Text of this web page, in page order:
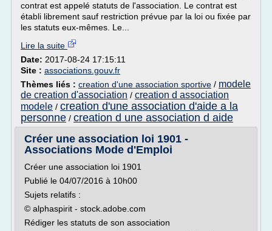
contrat est appelé statuts de l'association. Le contrat est
établi librement sauf restriction prévue par la loi ou fixée par
les statuts eux-mêmes. Le...
Lire la suite
Date: 2017-08-24 17:15:11
Site : associations.gouv.fr
Thèmes liés : creation d'une association sportive / modele
de creation d'association / creation d association
modele / creation d'une association d'aide a la
personne / creation d une association d aide
Créer une association loi 1901 -
Associations Mode d'Emploi
Créer une association loi 1901
Publié le 04/07/2016 à 10h00
Sujets relatifs :
© alphaspirit - stock.adobe.com
Rédiger les statuts de son association